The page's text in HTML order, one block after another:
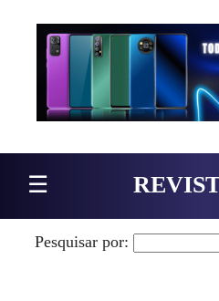
Pular para o conteúdo
☰
Pesquisar por: